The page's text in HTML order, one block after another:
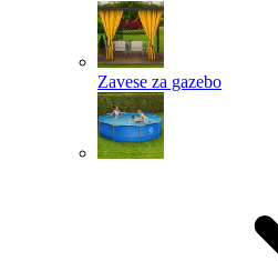
Zavese za gazebo